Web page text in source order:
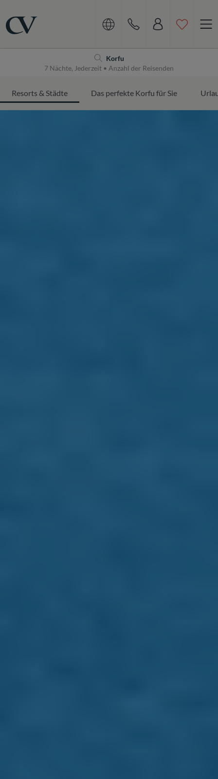
Korfu
7 Nächte, Jederzeit • Anzahl der Reisenden
Resorts & Städte Das perfekte Korfu für Sie